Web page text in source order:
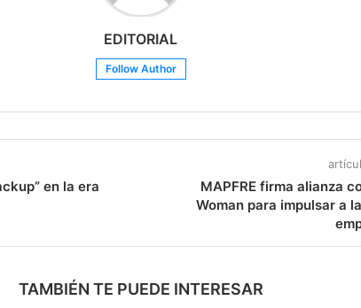
EDITORIAL
Follow Author
en la era
MAPFRE firma alianza
Woman para impulsar a
TAMBIÉN TE PUEDE INTERESAR